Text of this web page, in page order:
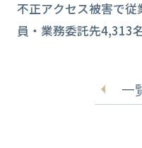
不正アクセス被害で従
員・業務委託先4,313
一